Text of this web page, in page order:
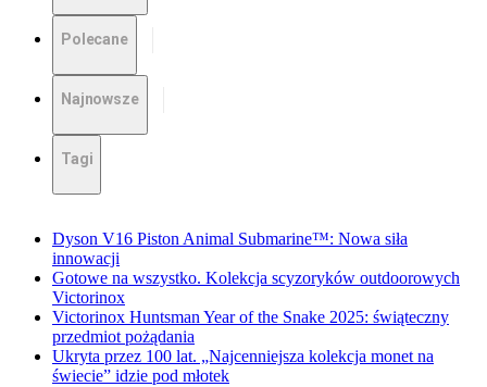
Polecane
Najnowsze
Tagi
Dyson V16 Piston Animal Submarine™: Nowa siła
innowacji
Gotowe na wszystko. Kolekcja scyzoryków outdoorowych
Victorinox
Victorinox Huntsman Year of the Snake 2025: świąteczny
przedmiot pożądania
Ukryta przez 100 lat. „Najcenniejsza kolekcja monet na
świecie” idzie pod młotek